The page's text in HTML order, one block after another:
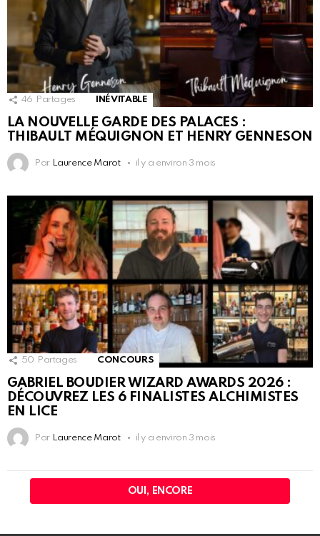
46 Partages INÉVITABLE
LA NOUVELLE GARDE DES PALACES :
THIBAULT MÉQUIGNON ET HENRY GENNESON
Par Laurence Marot il y a environ 3 mois
50 Partages CONCOURS
GABRIEL BOUDIER WIZARD AWARDS 2026 :
DÉCOUVREZ LES 6 FINALISTES ALCHIMISTES
EN LICE
Par Laurence Marot il y a environ 3 mois
OUI, ENCORE